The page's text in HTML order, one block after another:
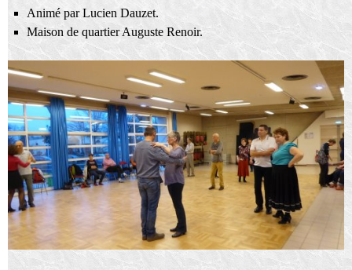
Animé par Lucien Dauzet.
Maison de quartier Auguste Renoir.